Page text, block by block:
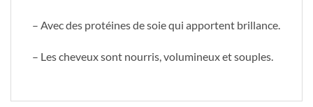
– Avec des protéines de soie qui apportent brillance.
– Les cheveux sont nourris, volumineux et souples.